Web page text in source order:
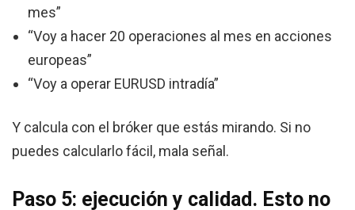
mes”
“Voy a hacer 20 operaciones al mes en acciones
europeas”
“Voy a operar EURUSD intradía”
Y calcula con el bróker que estás mirando. Si no
puedes calcularlo fácil, mala señal.
Paso 5: ejecución y calidad. Esto no